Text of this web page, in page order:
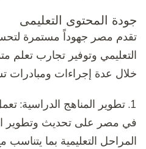
جودة المحتوى التعليمى
تقدم مصر جهوداً مستمرة
التعليمي وتوفير تجارب تعلم
خلال عدة إجراءات ومبادرات
1. تطوير المناهج الدراسية:
في مصر على تحديث وتطوير
المراحل التعليمية بما